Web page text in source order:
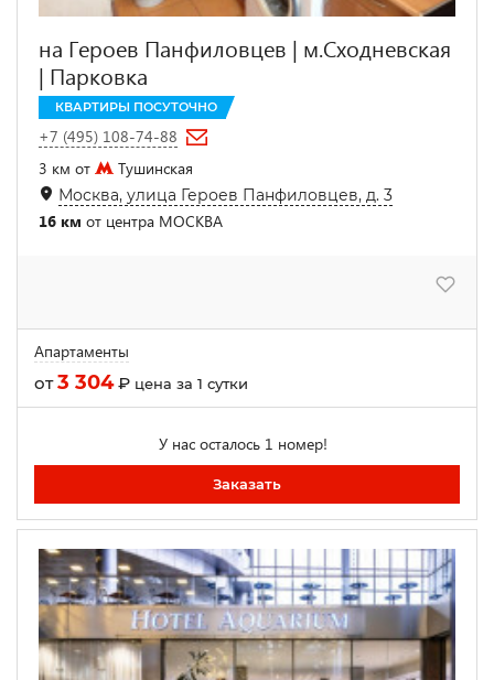
на Героев Панфиловцев | м.Сходневская
| Парковка
КВАРТИРЫ ПОСУТОЧНО
+7 (495) 108-74-88
3 км от
Тушинская
Москва, улица Героев Панфиловцев, д. 3
16 км от центра МОСКВА
Апартаменты
от3 304₽ цена за 1 сутки
У нас осталось 1 номер!
Заказать